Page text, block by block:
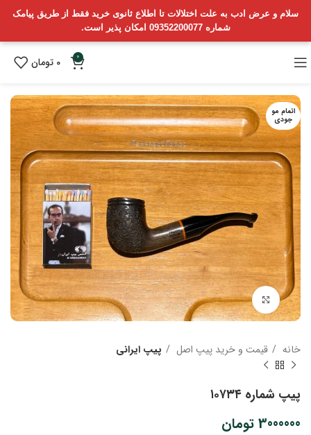
سلام و عرض ادب به علت اختلالات تا اطلاع ثانوی خرید فقط از طریق پیامک
شماره 09352200077 امکان پذیر است.
0
0 تومان
اتمام مو
جودی
بزرگنمایی تصویر
خانه قیمت و خرید پیپ اصل پیپ ایرانی
پیپ شماره ۱۰۷۳۴
3000000 تومان